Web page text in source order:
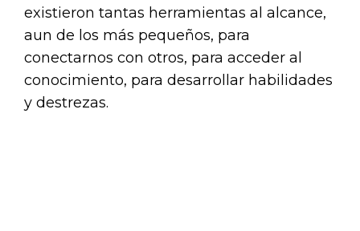
existieron tantas herramientas al alcance,
aun de los más pequeños, para
conectarnos con otros, para acceder al
conocimiento, para desarrollar habilidades
y destrezas.